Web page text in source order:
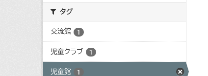
タグ
交流館 1
児童クラブ 1
児童館 1